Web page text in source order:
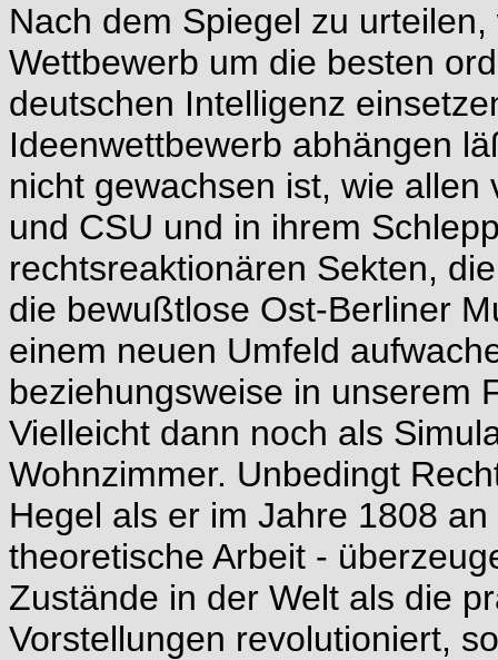
Nach dem Spiegel zu
Wettbewerb um die besten
deutschen Intelligenz
Ideenwettbewerb abhängen
nicht gewachsen ist, wie
und CSU und in ihrem
rechtsreaktionären Sekten,
die bewußtlose Ost-Berliner
einem neuen Umfeld
beziehungsweise in unserem
Vielleicht dann noch als
Wohnzimmer. Unbedingt
Hegel als er im Jahre 1808
theoretische Arbeit -
Zustände in der Welt als die
Vorstellungen revolutioniert,